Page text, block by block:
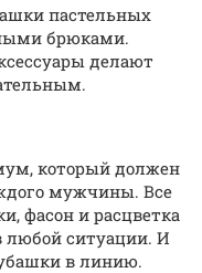
пастельных
брюками.
делают
который должен
мужчины. Все
фасон и расцветка
любой ситуации. И
в линию.